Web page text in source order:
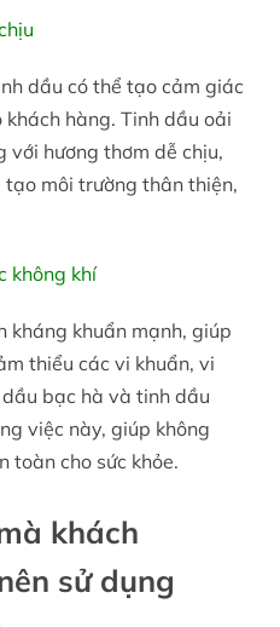
dầu có thể tạo cảm giác
hàng. Tinh dầu oải
với hương thơm dễ chịu,
môi trường thân thiện,
không khí
kháng khuẩn mạnh, giúp
thiểu các vi khuẩn, vi
bạc hà và tinh dầu
việc này, giúp không
toàn cho sức khỏe.
khách
sử dụng